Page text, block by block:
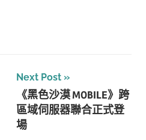
Next Post
《黑色沙漠 MOBILE》跨
區域伺服器聯合正式登
場